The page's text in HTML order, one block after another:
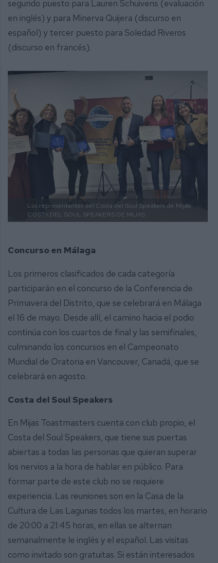
segundo puesto para Lauren Schuivens (evaluación
en inglés) y para Minerva Quijera (discurso en
español) y tercer puesto para Soledad Riveros
(discurso en francés).
Los representantes del Costa del Soul Speakers de Mijas.
COSTA DEL SOUL SPEAKERS DE MIJAS
Concurso en Málaga
Los primeros clasificados de cada categoría
participarán en el concurso de la Conferencia de
Primavera del Distrito, que se celebrará en Málaga
el 16 de mayo. Desde allí, el camino hacia el podio
continúa con los cuartos de final y las semifinales,
culminando los concursos en el Campeonato
Mundial de Oratoria en Vancouver, Canadá, que se
celebrará en agosto.
Costa del Soul Speakers
En Mijas Toastmasters cuenta con club propio, el
Costa del Soul Speakers, que tiene sus puertas
abiertas a todas las personas que quieran superar
los nervios a la hora de hablar en público. Para
formar parte de este club no se requiere
experiencia. Las reuniones son en la Casa de la
Cultura de Las Lagunas todos los martes, en horario
de 20:00 a 21:45 horas, en ellas se alternan
semanalmente le inglés y el español. Las visitas
como invitado son gratuitas. Si están interesados